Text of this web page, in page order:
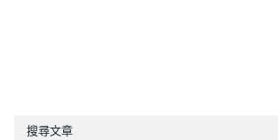
搜尋文章